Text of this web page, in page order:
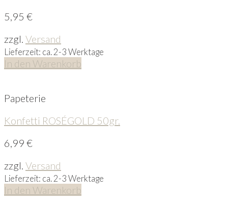
5,95 €
zzgl. Versand
Lieferzeit: ca. 2-3 Werktage
In den Warenkorb
Papeterie
Konfetti ROSÉGOLD 50gr.
6,99 €
zzgl. Versand
Lieferzeit: ca. 2-3 Werktage
In den Warenkorb